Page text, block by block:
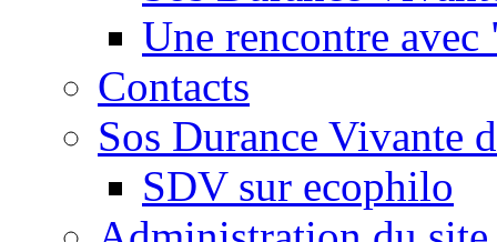
Une rencontre
Contacts
Sos Durance Vivante
SDV sur ecophilo